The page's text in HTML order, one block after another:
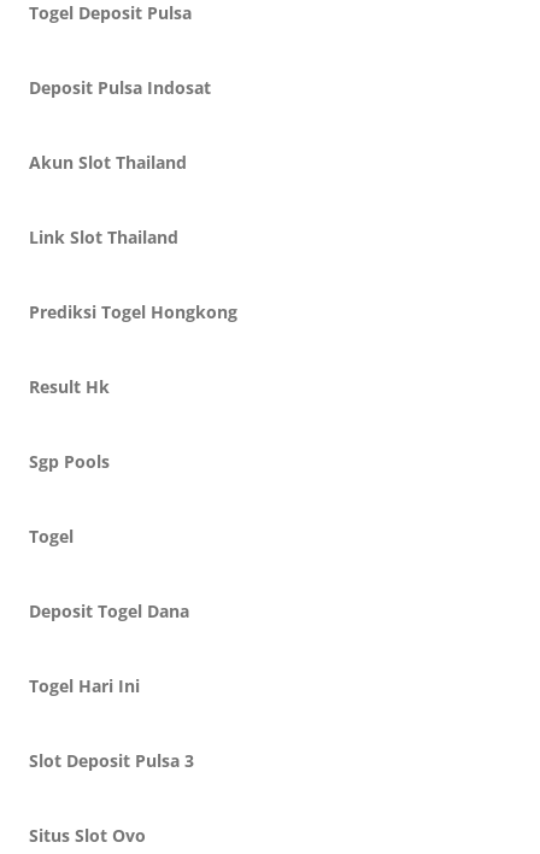
Togel Deposit Pulsa
Deposit Pulsa Indosat
Akun Slot Thailand
Link Slot Thailand
Prediksi Togel Hongkong
Result Hk
Sgp Pools
Togel
Deposit Togel Dana
Togel Hari Ini
Slot Deposit Pulsa 3
Situs Slot Ovo